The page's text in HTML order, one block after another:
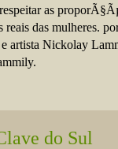
as
reais das mulheres.
e artista Nickolay
do Sul